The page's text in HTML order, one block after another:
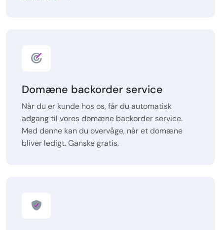
Domæne backorder service
Når du er kunde hos os, får du automatisk
adgang til vores domæne backorder service.
Med denne kan du overvåge, når et domæne
bliver ledigt. Ganske gratis.